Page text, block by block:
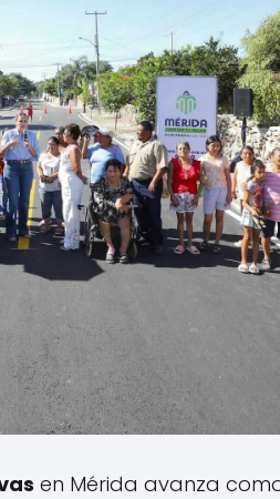
en Mérida avanza